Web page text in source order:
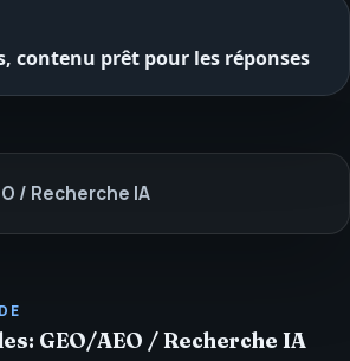
contenu prêt pour les réponses
/ Recherche IA
GEO/AEO / Recherche IA